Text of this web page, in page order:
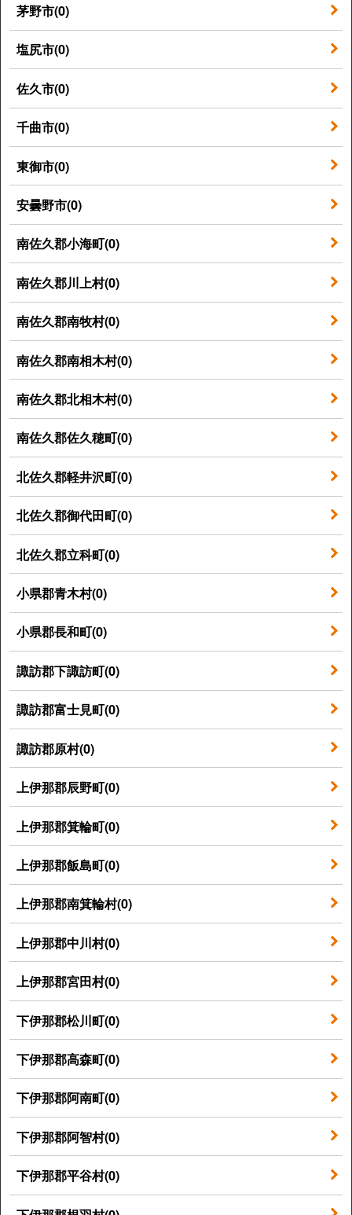
茅野市(0)
塩尻市(0)
佐久市(0)
千曲市(0)
東御市(0)
安曇野市(0)
南佐久郡小海町(0)
南佐久郡川上村(0)
南佐久郡南牧村(0)
南佐久郡南相木村(0)
南佐久郡北相木村(0)
南佐久郡佐久穂町(0)
北佐久郡軽井沢町(0)
北佐久郡御代田町(0)
北佐久郡立科町(0)
小県郡青木村(0)
小県郡長和町(0)
諏訪郡下諏訪町(0)
諏訪郡富士見町(0)
諏訪郡原村(0)
上伊那郡辰野町(0)
上伊那郡箕輪町(0)
上伊那郡飯島町(0)
上伊那郡南箕輪村(0)
上伊那郡中川村(0)
上伊那郡宮田村(0)
下伊那郡松川町(0)
下伊那郡高森町(0)
下伊那郡阿南町(0)
下伊那郡阿智村(0)
下伊那郡平谷村(0)